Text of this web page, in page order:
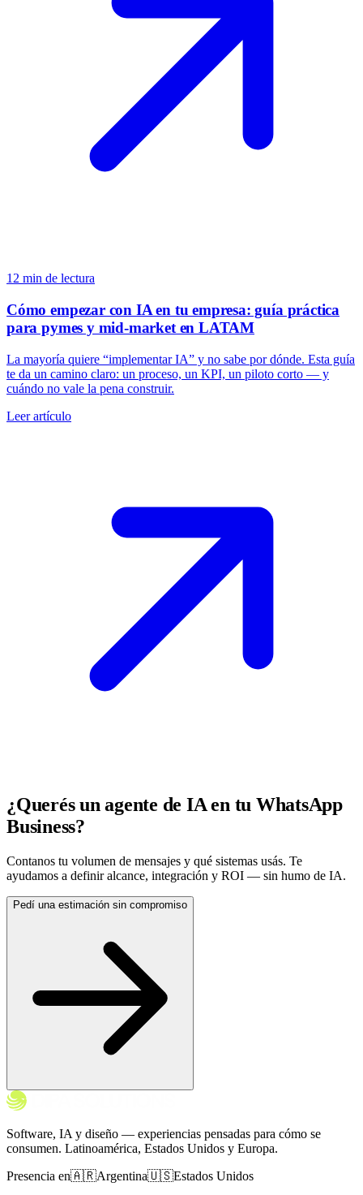
12 min de lectura
Cómo empezar con IA en tu empresa: guía práctica
para pymes y mid-market en LATAM
La mayoría quiere “implementar IA” y no sabe por dónde. Esta guía
te da un camino claro: un proceso, un KPI, un piloto corto — y
cuándo no vale la pena construir.
Leer artículo
¿Querés un agente de IA en tu WhatsApp
Business?
Contanos tu volumen de mensajes y qué sistemas usás. Te
ayudamos a definir alcance, integración y ROI — sin humo de IA.
Pedí una estimación sin compromiso
Software, IA y diseño — experiencias pensadas para cómo se
consumen. Latinoamérica, Estados Unidos y Europa.
Presencia en🇦🇷Argentina🇺🇸Estados Unidos